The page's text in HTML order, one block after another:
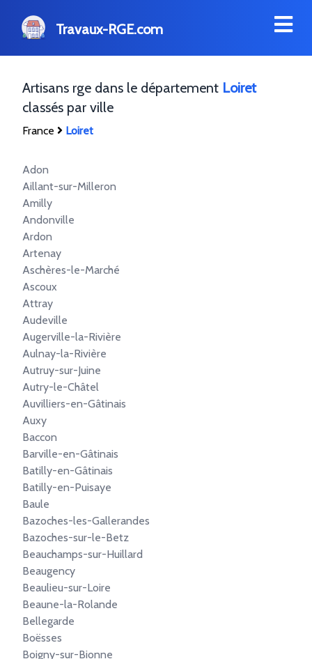
Travaux-RGE.com
Artisans rge dans le département Loiret
classés par ville
France Loiret
Adon
Aillant-sur-Milleron
Amilly
Andonville
Ardon
Artenay
Aschères-le-Marché
Ascoux
Attray
Audeville
Augerville-la-Rivière
Aulnay-la-Rivière
Autruy-sur-Juine
Autry-le-Châtel
Auvilliers-en-Gâtinais
Auxy
Baccon
Barville-en-Gâtinais
Batilly-en-Gâtinais
Batilly-en-Puisaye
Baule
Bazoches-les-Gallerandes
Bazoches-sur-le-Betz
Beauchamps-sur-Huillard
Beaugency
Beaulieu-sur-Loire
Beaune-la-Rolande
Bellegarde
Boësses
Boigny-sur-Bionne